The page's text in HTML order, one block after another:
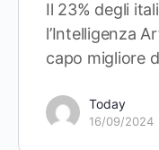
Il 23% degli
l’Intelligenza
capo migliore
Today
16/09/2024